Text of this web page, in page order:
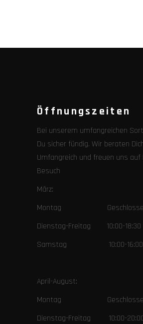
Öffnungszeiten
Bei unserem umfangreichen
Du sicher fündig. Wir beraten
Umfangreich und freuen uns auf
Besuch
März:
Montag
Dienstag-Freitag 10:00-18:30
Samstag 10:00-16:00
April-August:
Montag
Dienstag-Freitag 10:00-